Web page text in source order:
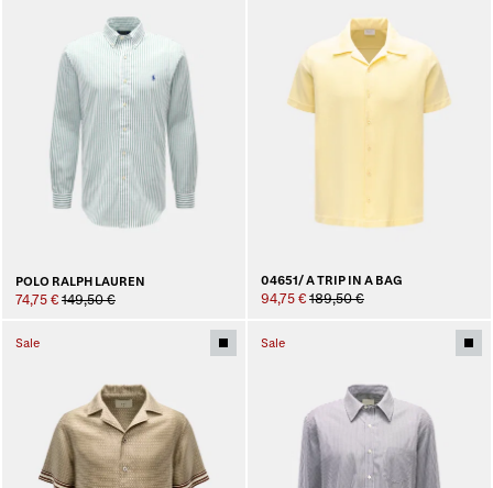
POLO RALPH LAUREN
74,75 € 149,50 €
04651/ A TRIP IN A BAG
94,75 € 189,50 €
Sale Sale